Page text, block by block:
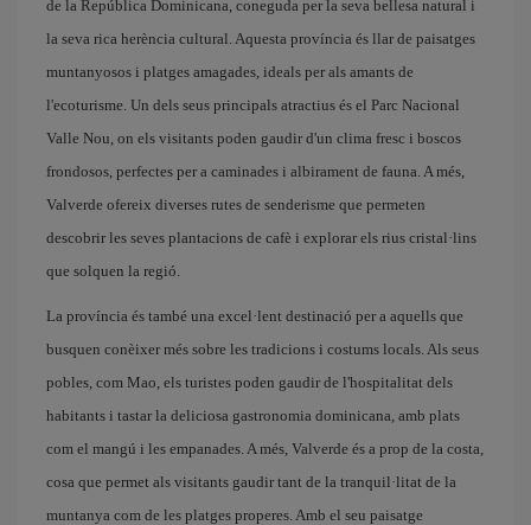
de la República Dominicana, coneguda per la seva bellesa natural i
la seva rica herència cultural. Aquesta província és llar de paisatges
muntanyosos i platges amagades, ideals per als amants de
l'ecoturisme. Un dels seus principals atractius és el Parc Nacional
Valle Nou, on els visitants poden gaudir d'un clima fresc i boscos
frondosos, perfectes per a caminades i albirament de fauna. A més,
Valverde ofereix diverses rutes de senderisme que permeten
descobrir les seves plantacions de cafè i explorar els rius cristal·lins
que solquen la regió.
La província és també una excel·lent destinació per a aquells que
busquen conèixer més sobre les tradicions i costums locals. Als seus
pobles, com Mao, els turistes poden gaudir de l'hospitalitat dels
habitants i tastar la deliciosa gastronomia dominicana, amb plats
com el mangú i les empanades. A més, Valverde és a prop de la costa,
cosa que permet als visitants gaudir tant de la tranquil·litat de la
muntanya com de les platges properes. Amb el seu paisatge